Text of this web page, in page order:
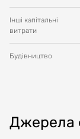
Інші капітальні
витрати
Будівництво
Джерела